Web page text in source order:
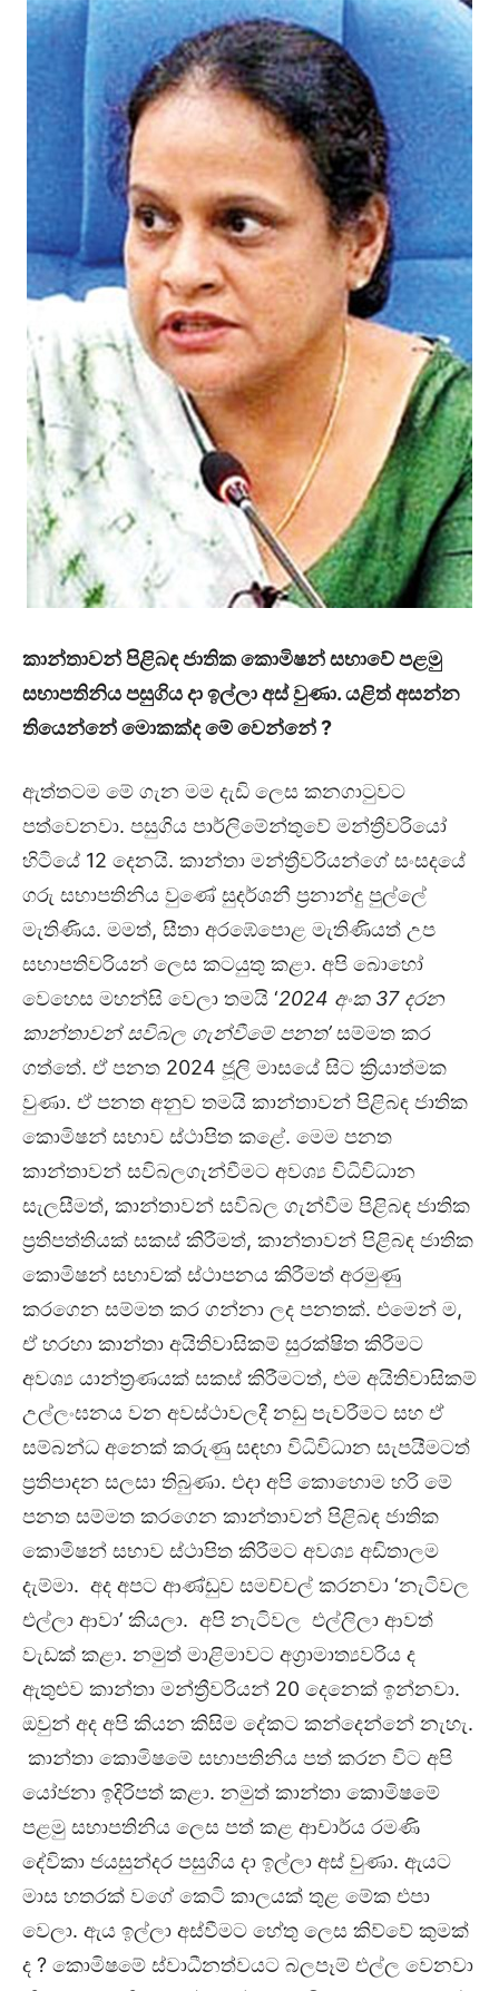
කාන්තාවන් පිළිබඳ ජාතික කොමිෂන් සභාවේ පළමු
සභාපතිනිය පසුගිය දා ඉල්ලා අස් වුණා. යළිත් අසන්න
තියෙන්නේ මොකක්ද මේ වෙන්නේ ?
ඇත්තටම මේ ගැන මම දැඩි ලෙස කනගාටුවට
පත්වෙනවා. පසුගිය පාර්ලිමේන්තුවේ මන්ත්‍රීවරියෝ
හිටියේ 12 දෙනයි. කාන්තා මන්ත්‍රීවරියන්ගේ සංසදයේ
ගරු සභාපතිනිය වුණේ සුදර්ශනී ප්‍රනාන්දු පුල්ලේ
මැතිණිය. මමත්, සීතා අරඹේපොළ මැතිණියත් උප
සභාපතිවරියන් ලෙස කටයුතු කළා. අපි බොහෝ
වෙහෙස මහන්සි වෙලා තමයි ‘2024 අංක 37 දරන
කාන්තාවන් සවිබල ගැන්වීමේ පනත’සම්මත කර
ගත්තේ. ඒ පනත 2024 ජූලි මාසයේ සිට ක්‍රියාත්මක
වුණා. ඒ පනත අනුව තමයි කාන්තාවන් පිළිබඳ ජාතික
කොමිෂන් සභාව ස්ථාපිත කළේ. මෙම පනත
කාන්තාවන් සවිබලගැන්වීමට අවශ්‍ය විධිවිධාන
සැලසීමත්, කාන්තාවන් සවිබල ගැන්වීම පිළිබඳ ජාතික
ප්‍රතිපත්තියක් සකස් කිරීමත්, කාන්තාවන් පිළිබඳ ජාතික
කොමිෂන් සභාවක් ස්ථාපනය කිරීමත් අරමුණු
කරගෙන සම්මත කර ගන්නා ලද පනතක්. එමෙන් ම,
ඒ හරහා කාන්තා අයිතිවාසිකම් සුරක්ෂිත කිරීමට
අවශ්‍ය යාන්ත්‍රණයක් සකස් කිරීමටත්, එම අයිතිවාසිකම්
උල්ලංඝනය වන අවස්ථාවලදී නඩු පැවරීමට සහ ඒ
සම්බන්ධ අනෙක් කරුණු සඳහා විධිවිධාන සැපයීමටත්
ප්‍රතිපාදන සලසා තිබුණා. එදා අපි කොහොම හරි මේ
පනත සම්මත කරගෙන කාන්තාවන් පිළිබඳ ජාතික
කොමිෂන් සභාව ස්ථාපිත කිරීමට අවශ්‍ය අඩිතාලම
දැම්මා. අද අපට ආණ්ඩුව සමච්චල් කරනවා ‘නැටිවල
එල්ලා ආවා’ කියලා. අපි නැටිවල එල්ලිලා ආවත්
වැඩක් කළා. නමුත් මාළිමාවට අග්‍රාමාත්‍යවරිය ද
ඇතුළුව කාන්තා මන්ත්‍රීවරියන් 20 දෙනෙක් ඉන්නවා.
ඔවුන් අද අපි කියන කිසිම දේකට කන්දෙන්නේ නැහැ.
කාන්තා කොමිෂමේ සභාපතිනිය පත් කරන විට අපි
යෝජනා ඉදිරිපත් කළා. නමුත් කාන්තා කොමිෂමේ
පළමු සභාපතිනිය ලෙස පත් කළ ආචාර්ය රමණි
දේවිකා ජයසුන්දර පසුගිය දා ඉල්ලා අස් වුණා. ඇයට
මාස හතරක් වගේ කෙටි කාලයක් තුළ මේක එපා
වෙලා. ඇය ඉල්ලා අස්වීමට හේතු ලෙස කිව්වේ කුමක්
ද ? කොමිෂමේ ස්වාධීනත්වයට බලපෑම් එල්ල වෙනවා